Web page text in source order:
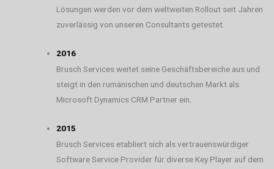
Lösungen werden vor dem weltweiten Rollout seit Jahren
zuverlässig von unseren Consultants getestet.
2016
Brusch Services weitet seine Geschäftsbereiche aus und
steigt in den rumänischen und deutschen Markt als
Microsoft Dynamics CRM Partner ein.
2015
Brusch Services etabliert sich als vertrauenswürdiger
Software Service Provider für diverse Key Player auf dem